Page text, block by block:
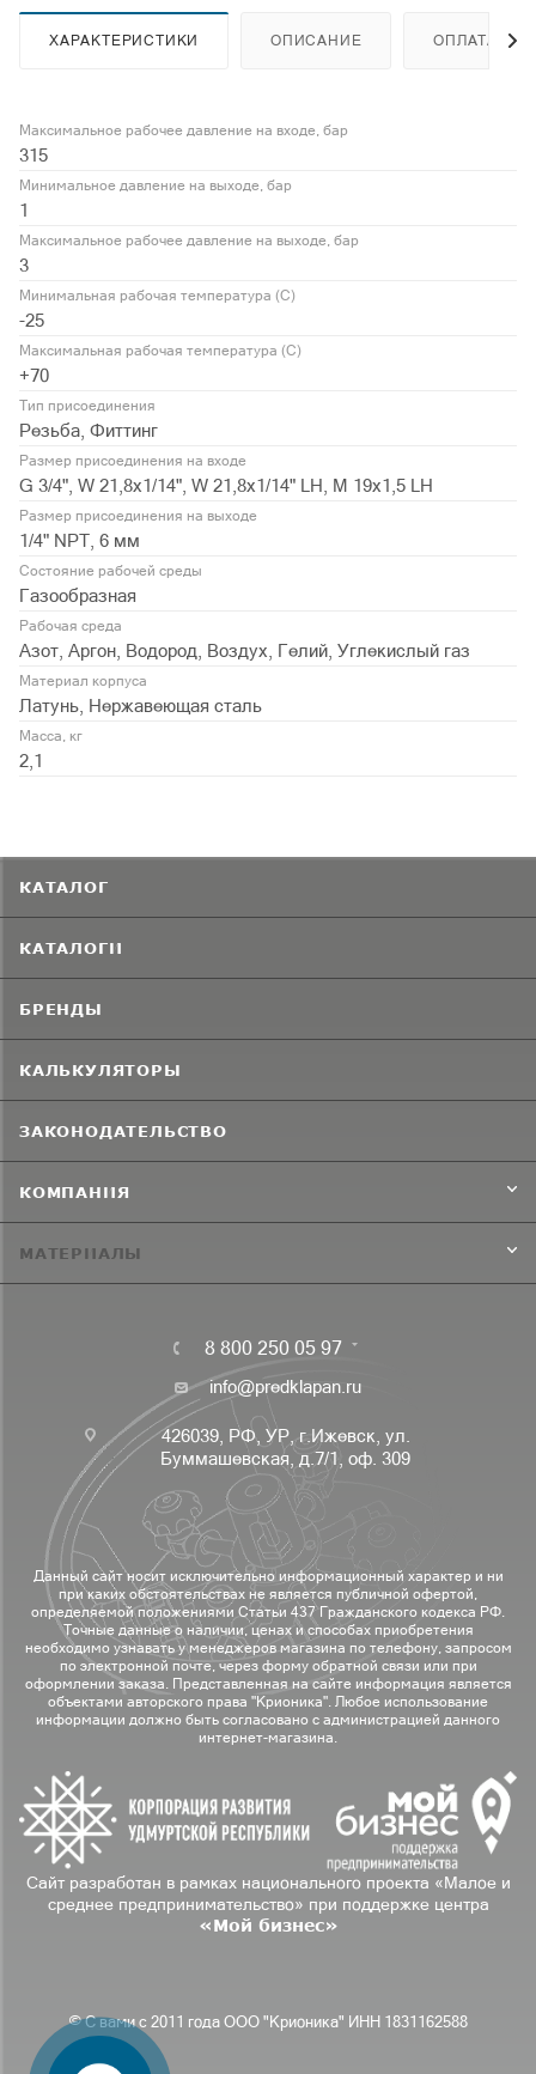
ХАРАКТЕРИСТИКИ ОПИСАНИЕ ОПЛАТА
Максимальное рабочее давление на входе, бар
315
Минимальное давление на выходе, бар
1
Максимальное рабочее давление на выходе, бар
3
Минимальная рабочая температура (С)
-25
Максимальная рабочая температура (С)
+70
Тип присоединения
Резьба, Фиттинг
Размер присоединения на входе
G 3/4", W 21,8x1/14", W 21,8x1/14" LH, М 19х1,5 LH
Размер присоединения на выходе
1/4" NPT, 6 мм
Состояние рабочей среды
Газообразная
Рабочая среда
Азот, Аргон, Водород, Воздух, Гелий, Углекислый газ
Материал корпуса
Латунь, Нержавеющая сталь
Масса, кг
2,1
КАТАЛОГ
КАТАЛОГИ
БРЕНДЫ
КАЛЬКУЛЯТОРЫ
ЗАКОНОДАТЕЛЬСТВО
КОМПАНИЯ
МАТЕРИАЛЫ
8 800 250 05 97
info@predklapan.ru
426039, РФ, УР, г.Ижевск, ул.
Буммашевская, д.7/1, оф. 309
Данный сайт носит исключительно информационный характер и ни
при каких обстоятельствах не является публичной офертой,
определяемой положениями Статьи 437 Гражданского кодекса РФ.
Точные данные о наличии, ценах и способах приобретения
необходимо узнавать у менеджеров магазина по телефону, запросом
по электронной почте, через форму обратной связи или при
оформлении заказа. Представленная на сайте информация является
объектами авторского права "Крионика". Любое использование
информации должно быть согласовано с администрацией данного
интернет-магазина.
Сайт разработан в рамках национального проекта «Малое и
среднее предпринимательство» при поддержке центра
«Мой бизнес»
© С вами с 2011 года ООО "Крионика" ИНН 1831162588